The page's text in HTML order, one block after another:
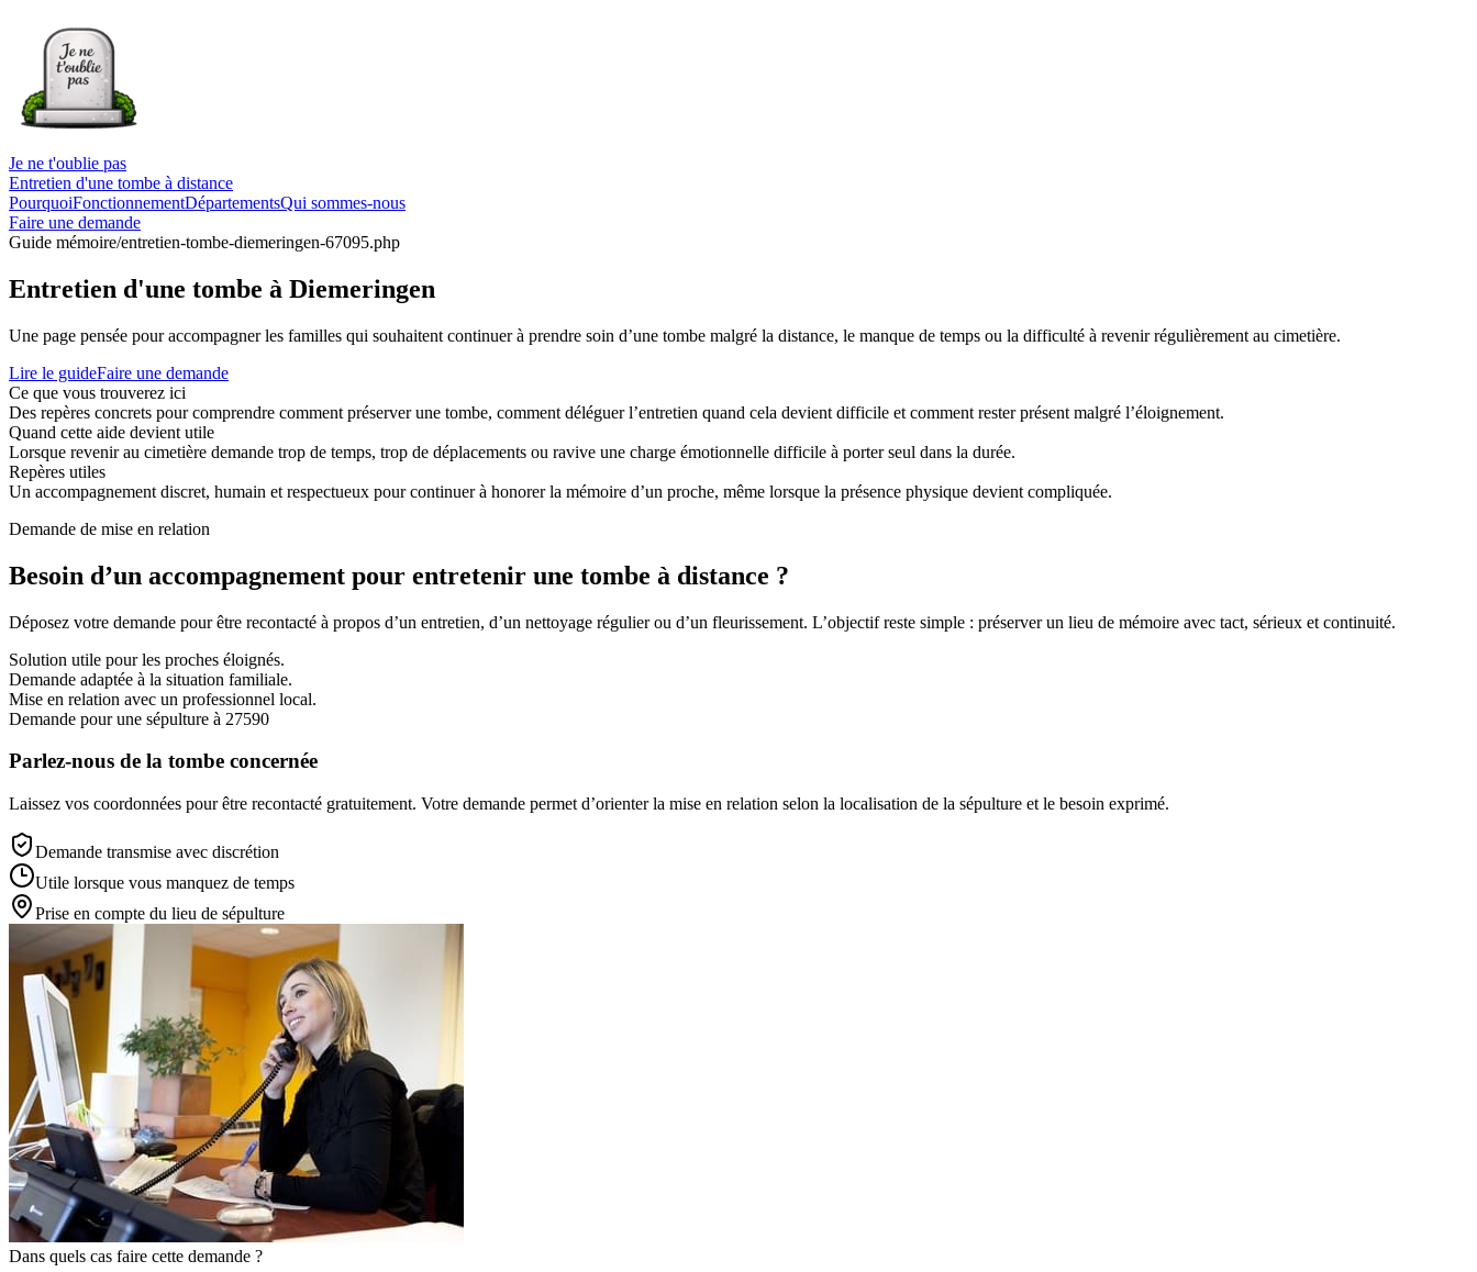
Je ne t'oublie pas
Entretien d'une tombe à distance
PourquoiFonctionnementDépartementsQui sommes-nous
Faire une demande
Guide mémoire/entretien-tombe-diemeringen-67095.php
Entretien d'une tombe à Diemeringen
Une page pensée pour accompagner les familles qui souhaitent continuer à prendre soin d’une tombe malgré la distance, le manque de temps ou la difficulté à revenir régulièrement au cimetière.
Lire le guideFaire une demande
Ce que vous trouverez ici
Des repères concrets pour comprendre comment préserver une tombe, comment déléguer l’entretien quand cela devient difficile et comment rester présent malgré l’éloignement.
Quand cette aide devient utile
Lorsque revenir au cimetière demande trop de temps, trop de déplacements ou ravive une charge émotionnelle difficile à porter seul dans la durée.
Repères utiles
Un accompagnement discret, humain et respectueux pour continuer à honorer la mémoire d’un proche, même lorsque la présence physique devient compliquée.
Demande de mise en relation
Besoin d’un accompagnement pour entretenir une tombe à distance ?
Déposez votre demande pour être recontacté à propos d’un entretien, d’un nettoyage régulier ou d’un fleurissement. L’objectif reste simple : préserver un lieu de mémoire avec tact, sérieux et continuité.
Solution utile pour les proches éloignés.
Demande adaptée à la situation familiale.
Mise en relation avec un professionnel local.
Demande pour une sépulture à 27590
Parlez-nous de la tombe concernée
Laissez vos coordonnées pour être recontacté gratuitement. Votre demande permet d’orienter la mise en relation selon la localisation de la sépulture et le besoin exprimé.
Demande transmise avec discrétion
Utile lorsque vous manquez de temps
Prise en compte du lieu de sépulture
Dans quels cas faire cette demande ?